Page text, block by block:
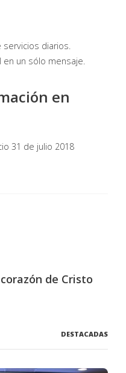
diarios.
en un sólo mensaje.
en
31 de julio 2018
de Cristo
DESTACADAS